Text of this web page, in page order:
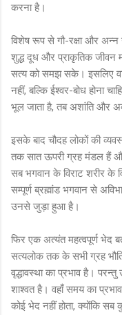
करना है।
विशेष रूप से गौ-रक्षा और अन्न
शुद्ध दूध और प्राकृतिक जीवन
सत्य को समझ सके। इसलिए
नहीं, बल्कि ईश्वर-बोध होना
भूल जाता है, तब अशांति और
इसके बाद चौदह लोकों की
तक सात ऊपरी ग्रह मंडल हैं
सब भगवान के विराट शरीर के
सम्पूर्ण ब्रह्मांड भगवान से
उनसे जुड़ा हुआ है।
फिर एक अत्यंत महत्वपूर्ण भेद
सत्यलोक तक के सभी ग्रह
वृद्धावस्था का प्रभाव है।
शाश्वत है। वहाँ समय का
कोई भेद नहीं होता, क्योंकि